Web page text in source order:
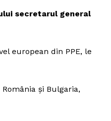
secretarul general
european din PPE, le
şi Bulgaria,